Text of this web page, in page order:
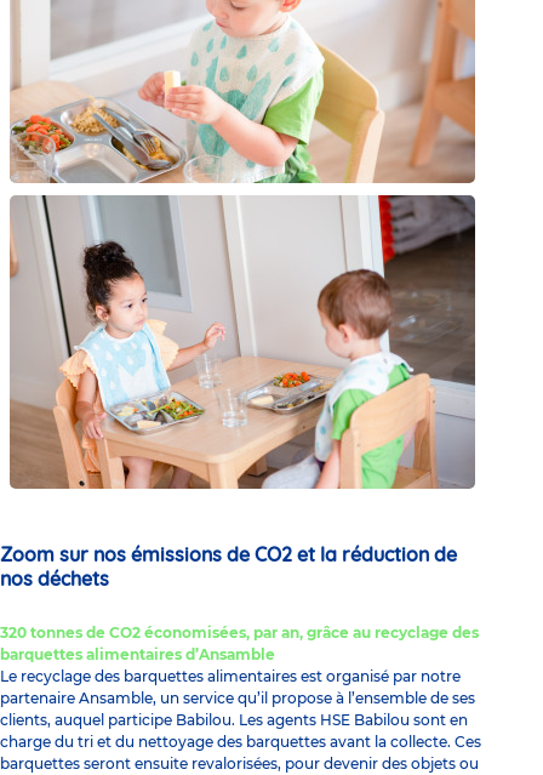
Zoom sur nos émissions de CO2 et la réduction de
nos déchets
320 tonnes de CO2 économisées, par an, grâce au recyclage des
barquettes alimentaires d’Ansamble
Le recyclage des barquettes alimentaires est organisé par notre
partenaire Ansamble, un service qu’il propose à l’ensemble de ses
clients, auquel participe Babilou. Les agents HSE Babilou sont en
charge du tri et du nettoyage des barquettes avant la collecte. Ces
barquettes seront ensuite revalorisées, pour devenir des objets ou